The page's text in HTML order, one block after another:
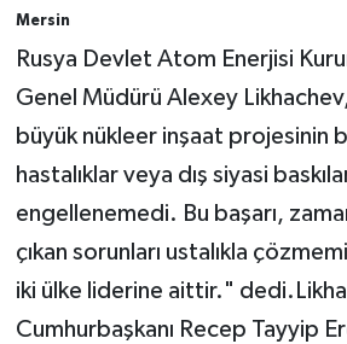
Mersin
Rusya Devlet Atom Enerjisi
Genel Müdürü Alexey
büyük nükleer inşaat projesinin
hastalıklar veya dış siyasi
engellenemedi. Bu başarı,
çıkan sorunları ustalıkla
iki ülke liderine aittir."
Cumhurbaşkanı Recep Tayyip